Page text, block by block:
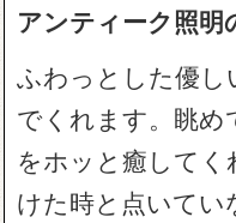
アンティーク照明
ふわっとした優し
でくれます。眺
をホッと癒して
けた時と点いてい